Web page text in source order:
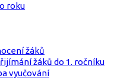
roku
žáků
žáků do 1. ročníku
vyučování